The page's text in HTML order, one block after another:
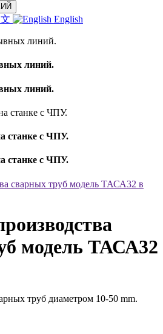
English
линий.
линий.
станке с ЧПУ.
станке с ЧПУ.
модель ТАСА32
труб диаметром 10-50 mm.